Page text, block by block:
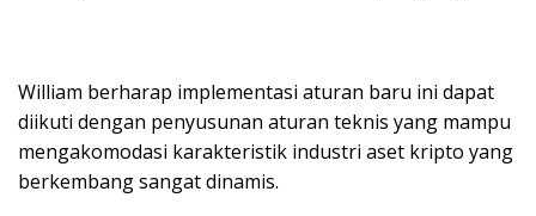
William berharap implementasi aturan baru ini dapat
diikuti dengan penyusunan aturan teknis yang mampu
mengakomodasi karakteristik industri aset kripto yang
berkembang sangat dinamis.